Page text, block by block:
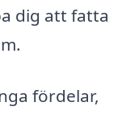
dig att fatta
fördelar,